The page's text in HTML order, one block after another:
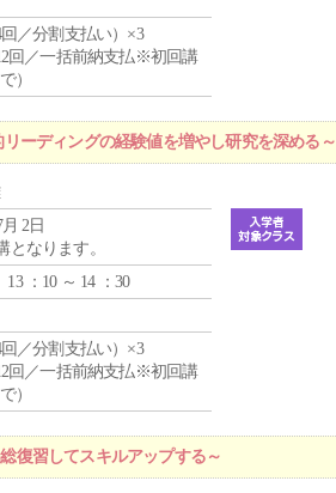
回／分割支払い）×3
回／一括前納支払※初回講
）
ーディングの経験値を増やし研究を深める～
2日
となります。
13 ：10 ～ 14 ：30
回／分割支払い）×3
回／一括前納支払※初回講
）
復習してスキルアップする～